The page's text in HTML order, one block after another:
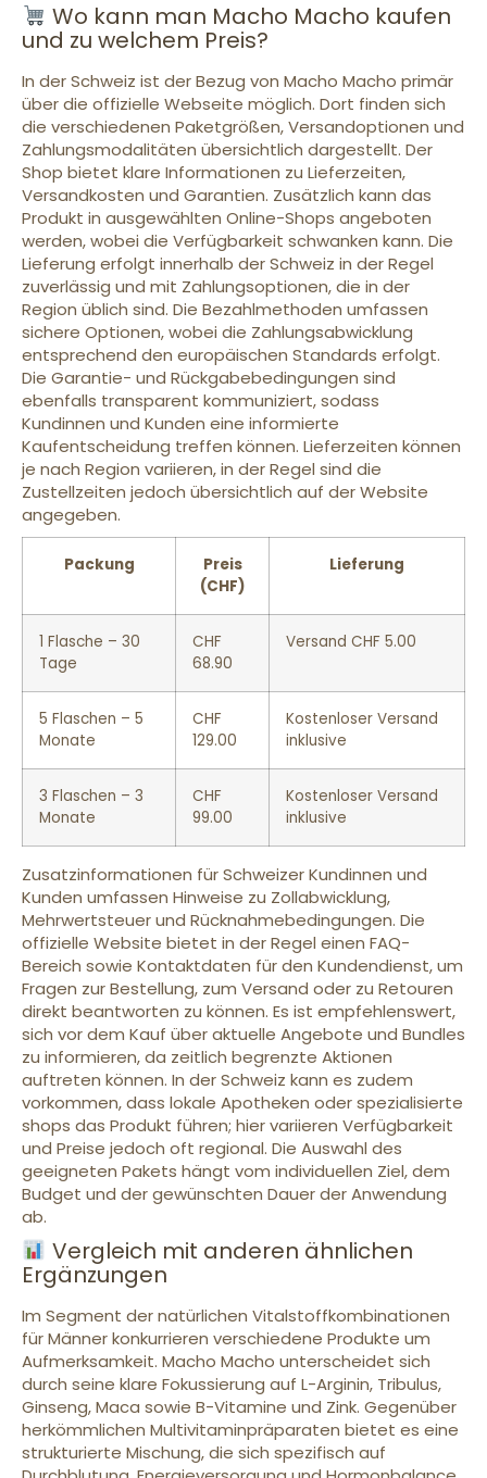
Wo kann man Macho Macho kaufen
und zu welchem Preis?
In der Schweiz ist der Bezug von Macho Macho primär
über die offizielle Webseite möglich. Dort finden sich
die verschiedenen Paketgrößen, Versandoptionen und
Zahlungsmodalitäten übersichtlich dargestellt. Der
Shop bietet klare Informationen zu Lieferzeiten,
Versandkosten und Garantien. Zusätzlich kann das
Produkt in ausgewählten Online-Shops angeboten
werden, wobei die Verfügbarkeit schwanken kann. Die
Lieferung erfolgt innerhalb der Schweiz in der Regel
zuverlässig und mit Zahlungsoptionen, die in der
Region üblich sind. Die Bezahlmethoden umfassen
sichere Optionen, wobei die Zahlungsabwicklung
entsprechend den europäischen Standards erfolgt.
Die Garantie- und Rückgabebedingungen sind
ebenfalls transparent kommuniziert, sodass
Kundinnen und Kunden eine informierte
Kaufentscheidung treffen können. Lieferzeiten können
je nach Region variieren, in der Regel sind die
Zustellzeiten jedoch übersichtlich auf der Website
angegeben.
Packung
Preis
(CHF)
Lieferung
1 Flasche – 30
Tage
CHF
68.90
Versand CHF 5.00
5 Flaschen – 5
Monate
CHF
129.00
Kostenloser Versand
inklusive
3 Flaschen – 3
Monate
CHF
99.00
Kostenloser Versand
inklusive
Zusatzinformationen für Schweizer Kundinnen und
Kunden umfassen Hinweise zu Zollabwicklung,
Mehrwertsteuer und Rücknahmebedingungen. Die
offizielle Website bietet in der Regel einen FAQ-
Bereich sowie Kontaktdaten für den Kundendienst, um
Fragen zur Bestellung, zum Versand oder zu Retouren
direkt beantworten zu können. Es ist empfehlenswert,
sich vor dem Kauf über aktuelle Angebote und Bundles
zu informieren, da zeitlich begrenzte Aktionen
auftreten können. In der Schweiz kann es zudem
vorkommen, dass lokale Apotheken oder spezialisierte
shops das Produkt führen; hier variieren Verfügbarkeit
und Preise jedoch oft regional. Die Auswahl des
geeigneten Pakets hängt vom individuellen Ziel, dem
Budget und der gewünschten Dauer der Anwendung
ab.
Vergleich mit anderen ähnlichen
Ergänzungen
Im Segment der natürlichen Vitalstoffkombinationen
für Männer konkurrieren verschiedene Produkte um
Aufmerksamkeit. Macho Macho unterscheidet sich
durch seine klare Fokussierung auf L-Arginin, Tribulus,
Ginseng, Maca sowie B-Vitamine und Zink. Gegenüber
herkömmlichen Multivitaminpräparaten bietet es eine
strukturierte Mischung, die sich spezifisch auf